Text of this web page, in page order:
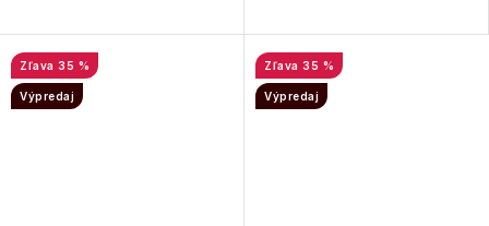
35 %
Výpredaj
35 %
Výpredaj